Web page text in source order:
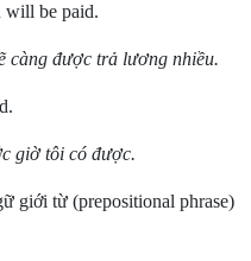
will be paid.
càng được trả lương nhiều.
giờ tôi có được.
giới từ (prepositional phrase)